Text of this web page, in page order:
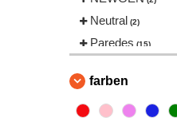
Neutral (2)
Paredes (15)
Result
Russell (3)
farben